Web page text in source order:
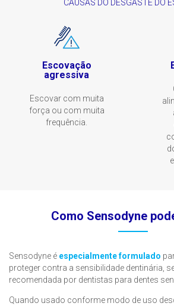
CAUSAS DO DESGASTE DO
Escovação
agressiva
Escovar com muita
força ou com muita
frequência.
Como Sensodyne
Sensodyne é especialmente formulado
proteger contra a sensibilidade dentinária,
recomendada por dentistas para dentes
Quando usado conforme modo de uso